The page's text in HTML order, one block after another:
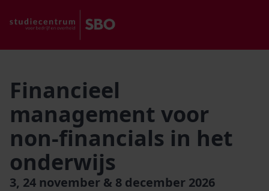
Financieel
management voor
non-financials in het
onderwijs
3, 24 november & 8 december 2026